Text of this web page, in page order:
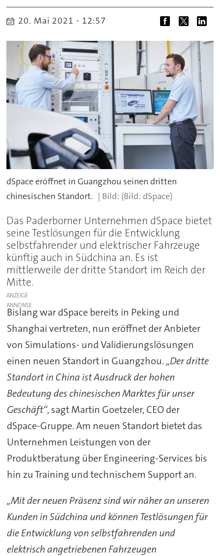
20. Mai 2021 - 12:57
dSpace eröffnet in Guangzhou seinen dritten
chinesischen Standort.
(Bild: dSpace)
Das Paderborner Unternehmen dSpace bietet
seine Testlösungen für die Entwicklung
selbstfahrender und elektrischer Fahrzeuge
künftig auch in Südchina an. Es ist
mittlerweile der dritte Standort im Reich der
Mitte.
ANZEIGE
Bislang war dSpace bereits in Peking und
Shanghai vertreten, nun eröffnet der Anbieter
von Simulations- und Validierungslösungen
einen neuen Standort in Guangzhou.„Der dritte
Standort in China ist Ausdruck der hohen
Bedeutung des chinesischen Marktes für unser
Geschäft“, sagt Martin Goetzeler, CEO der
dSpace-Gruppe. Am neuen Standort bietet das
Unternehmen Leistungen von der
Produktberatung über Engineering-Services bis
hin zu Training und technischem Support an.
„Mit der neuen Präsenz sind wir näher an unseren
Kunden in Südchina und können Testlösungen für
die Entwicklung von selbstfahrenden und
elektrisch angetriebenen Fahrzeugen